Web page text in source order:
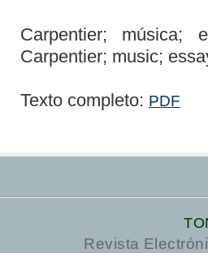
Carpentier; música;
Carpentier; music;
Texto completo: PDF
Revista